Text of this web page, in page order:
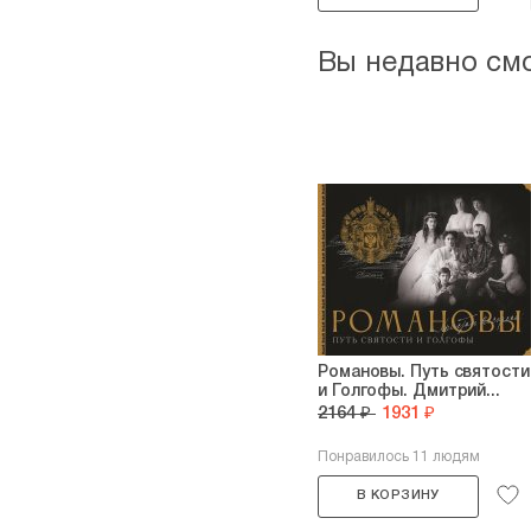
Вы недавно
Романовы. Путь святости
и Голгофы. Дмитрий...
2164 ₽ 1931 ₽
Понравилось 11 людям
В КОРЗИНУ